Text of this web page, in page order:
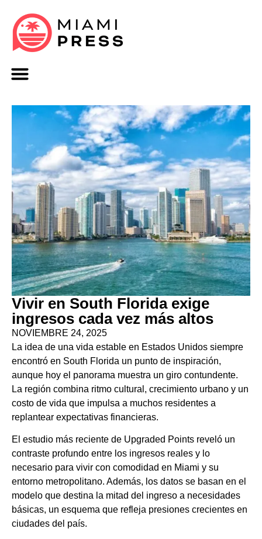
Vivir en South Florida exige
ingresos cada vez más altos
NOVIEMBRE 24, 2025
La idea de una vida estable en Estados Unidos siempre
encontró en South Florida un punto de inspiración,
aunque hoy el panorama muestra un giro contundente.
La región combina ritmo cultural, crecimiento urbano y un
costo de vida que impulsa a muchos residentes a
replantear expectativas financieras.
El estudio más reciente de Upgraded Points reveló un
contraste profundo entre los ingresos reales y lo
necesario para vivir con comodidad en Miami y su
entorno metropolitano. Además, los datos se basan en el
modelo que destina la mitad del ingreso a necesidades
básicas, un esquema que refleja presiones crecientes en
ciudades del país.